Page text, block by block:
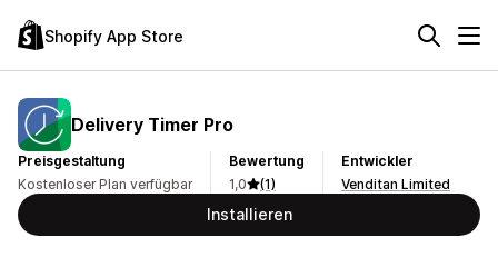
Shopify App Store
Delivery Timer Pro
Preisgestaltung
Kostenloser Plan verfügbar
Bewertung
1,0
(1)
Entwickler
Venditan Limited
Installieren